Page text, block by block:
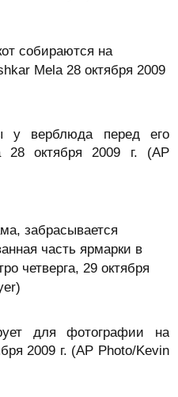
собираются на
Mela 28 октября 2009
у верблюда перед его
28 октября 2009 г. (AP
забрасывается
часть ярмарки в
четверга, 29 октября
для фотографии на
2009 г. (AP Photo/Kevin